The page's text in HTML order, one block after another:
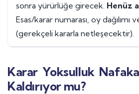
sonra yürürlüğe girecek. Henüz
Esas/karar numarası, oy dağılımı
(gerekçeli kararla netleşecektir).
Karar Yoksulluk
Kaldırıyor mu?